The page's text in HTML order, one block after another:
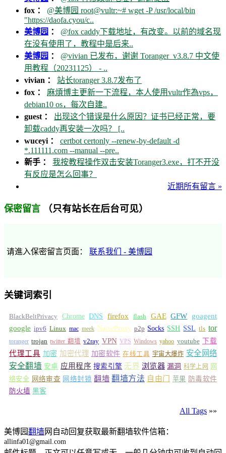
fox ： @美博园 root@vultr:~# wget -P /usr/local/bin
"https://daofa.cyou/c..
美博园 ： @fox caddy下载地址，有改变。以前的域名现
在没有使用了，教程中是后来..
美博园 ： @vivian 已发布，谢谢 Toranger_v3.8.7 中文使
用教程（20231125） - ..
vivian ： 站长toranger 3.8.7发布了
fox ： 麻煩博主更新一下流程，本人使用vultr作為vps，
debian10 os，每次自建..
guest ： 出现这个错误是什么原因？证书已经正常，要
卸载caddy再安装一次吗？ [..
wuceyi ： certbot certonly --renew-by-default -d
*.111111.com --manual --pre..
新手 ： 我按教程操作双击安装Toranger3.exe，打不开没
有反应是怎么回事？
近期所有留言 »
保密留言 （只有站长在后台可见）
请進入保密留言页面： 联系我们 - 美博园
关键词索引
BlackBeltPrivacy Chrome DNS firefox flash GAE GFW
goagent
google ipv6 Linux mac meek NaiveProxy p2p Socks SSH SSL tls tor
toranger trojan twitter 翻墙 v2ray VPN VPS Windows yahoo youtube 下载
代理工具 加密 加密代理 加密软件 在线工具 宇宙大爆炸 安全网络
安全翻墙 安卓 应用程序 搜索引擎 无界 浏览器 漏洞 科学上网 网
络安全 网络审查 网络封锁 翻墙 翻墙方法 自由门 苹果 防毒软件
防火墙 黑客
All Tags »»
美博园翻墙网自动回复获取最新翻墙软件信箱：
allinfa01@gmail.com